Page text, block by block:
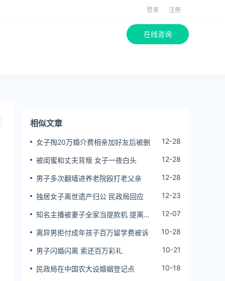
登录 注册
在线咨询
相似文章
女子掏20万婚介费相亲加好友后被删 12-28
被闺蜜和丈夫背叛 女子一夜白头 12-28
男子多次翻墙进养老院殴打老父亲 12-28
独居女子离世遗产归公 民政局回应 12-23
知名主播被妻子全家当提款机 提离婚
12-07
离异男拒付成年孩子百万留学费被诉 10-28
男子闪婚闪离 索还百万彩礼 10-21
民政局在中国农大设婚姻登记点 10-18